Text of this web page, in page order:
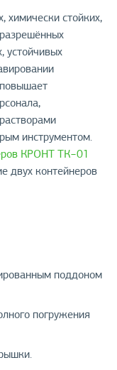
химически стойких,
устойчивых
инструментом.
КРОНТ ТК−01
двух контейнеров
поддоном
погружения